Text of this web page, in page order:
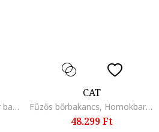
Colorado uniszex nubukbőr bakancs, Tevebarna
CAT
Fűzős bőrbakancs, Homokbarna
48.299 Ft